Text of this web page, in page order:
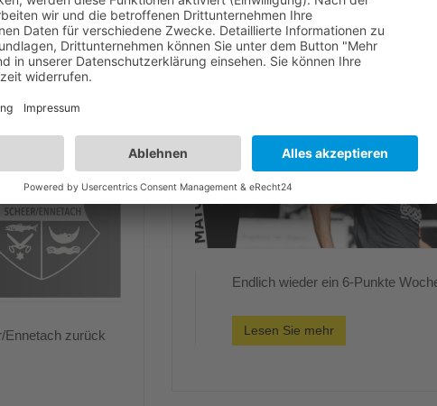
Ennetach zurück
Endlich wieder ein 6-Punkte
Lesen Sie mehr